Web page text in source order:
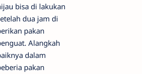
bisa di lakukan
dua jam di
pakan
Alangkah
dalam
pakan